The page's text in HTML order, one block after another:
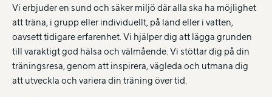
Vi erbjuder en sund och säker miljö där alla ska ha möjlighet
att träna, i grupp eller individuellt, på land eller i vatten,
oavsett tidigare erfarenhet. Vi hjälper dig att lägga grunden
till varaktigt god hälsa och välmående. Vi stöttar dig på din
träningsresa, genom att inspirera, vägleda och utmana dig
att utveckla och variera din träning över tid.